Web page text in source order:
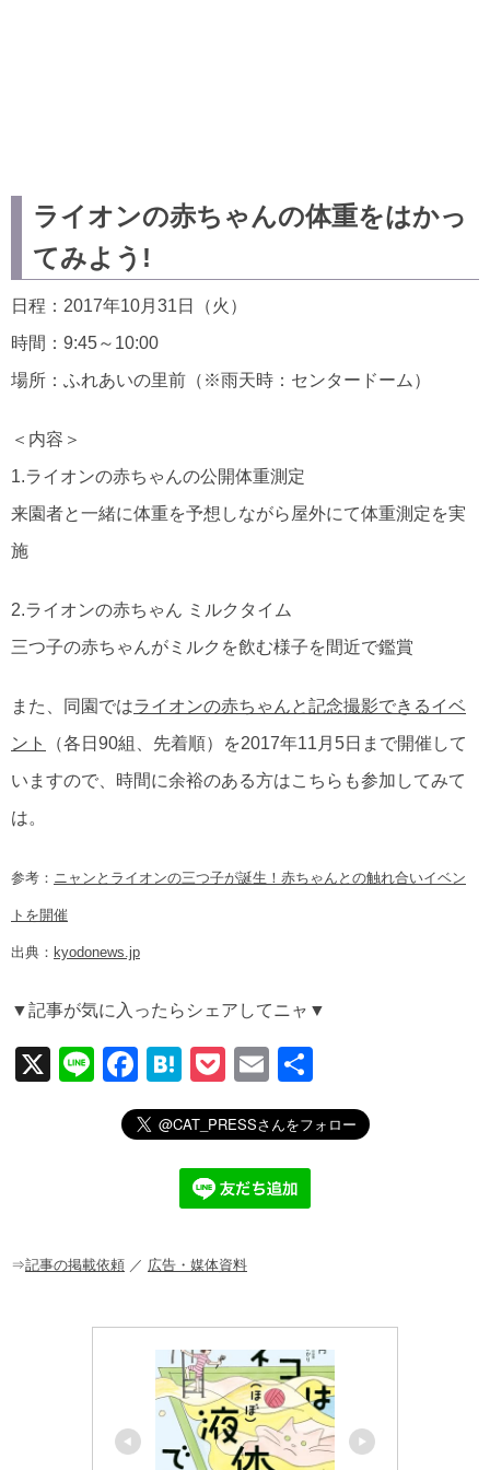
ライオンの赤ちゃんの体重をはかっ
てみよう!
日程：2017年10月31日（火）
時間：9:45～10:00
場所：ふれあいの里前（※雨天時：センタードーム）
＜内容＞
1.ライオンの赤ちゃんの公開体重測定
来園者と一緒に体重を予想しながら屋外にて体重測定を実
施
2.ライオンの赤ちゃん ミルクタイム
三つ子の赤ちゃんがミルクを飲む様子を間近で鑑賞
また、同園ではライオンの赤ちゃんと記念撮影できるイベ
ント
（各日90組、先着順）を2017年11月5日まで開催して
いますので、時間に余裕のある方はこちらも参加してみて
は。
参考： ニャンとライオンの三つ子が誕生！赤ちゃんとの触れ合いイベン
トを開催
出典： kyodonews.jp
▼記事が気に入ったらシェアしてニャ▼
X
Li
F
a
c
o
H
at
e
n
a
P
o
ck
et
E
m
ail
有
⇒記事の掲載依頼 ／ 広告・媒体資料